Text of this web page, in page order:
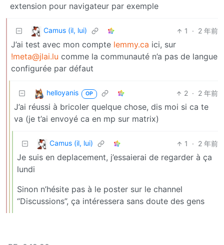
extension pour navigateur par exemple
Camus (il, lui) 1 · 2 年前
J’ai test avec mon compte lemmy.ca ici, sur
!meta@jlai.lu comme la communauté n’a pas de langue
configurée par défaut
helloyanis OP 2 · 2 年前
J’ai réussi à bricoler quelque chose, dis moi si ca te
va (je t’ai envoyé ca en mp sur matrix)
Camus (il, lui) 1 · 2 年前
Je suis en deplacement, j’essaierai de regarder à ça
lundi
Sinon n’hésite pas à le poster sur le channel
“Discussions”, ça intéressera sans doute des gens